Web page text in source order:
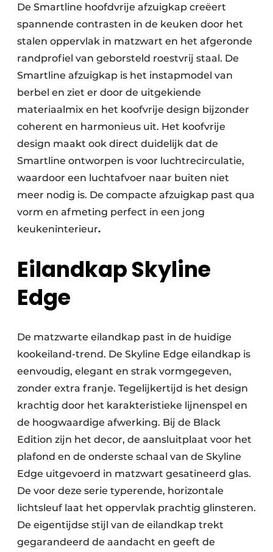
De Smartline hoofdvrije afzuigkap creëert
spannende contrasten in de keuken door het
stalen oppervlak in matzwart en het afgeronde
randprofiel van geborsteld roestvrij staal. De
Smartline afzuigkap is het instapmodel van
berbel en ziet er door de uitgekiende
materiaalmix en het koofvrije design bijzonder
coherent en harmonieus uit. Het koofvrije
design maakt ook direct duidelijk dat de
Smartline ontworpen is voor luchtrecirculatie,
waardoor een luchtafvoer naar buiten niet
meer nodig is. De compacte afzuigkap past qua
vorm en afmeting perfect in een jong
keukeninterieur.
Eilandkap Skyline
Edge
De matzwarte eilandkap past in de huidige
kookeiland-trend. De Skyline Edge eilandkap is
eenvoudig, elegant en strak vormgegeven,
zonder extra franje. Tegelijkertijd is het design
krachtig door het karakteristieke lijnenspel en
de hoogwaardige afwerking. Bij de Black
Edition zijn het decor, de aansluitplaat voor het
plafond en de onderste schaal van de Skyline
Edge uitgevoerd in matzwart gesatineerd glas.
De voor deze serie typerende, horizontale
lichtsleuf laat het oppervlak prachtig glinsteren.
De eigentijdse stijl van de eilandkap trekt
gegarandeerd de aandacht en geeft de